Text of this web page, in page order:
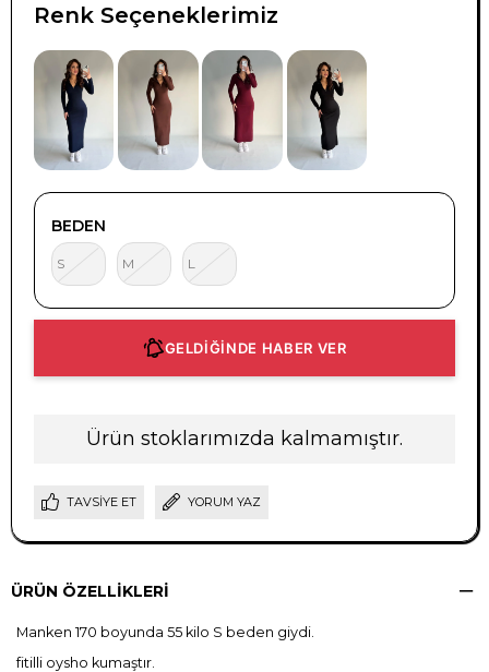
Renk Seçeneklerimiz
TÜKENDI TÜKENDI TÜKENDI
BEDEN
S M L
GELDİĞİNDE HABER VER
Ürün stoklarımızda kalmamıştır.
TAVSIYE ET YORUM YAZ
ÜRÜN ÖZELLIKLERI
Manken 170 boyunda 55 kilo S beden giydi.
fitilli oysho kumaştır.